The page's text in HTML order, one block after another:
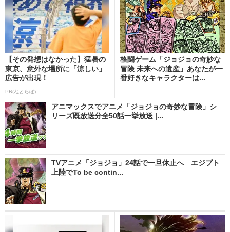
【その発想はなかった】猛暑の
東京、意外な場所に「涼しい」
広告が出現！
PR(ねとらぼ)
格闘ゲーム「ジョジョの奇妙な
冒険 未来への遺産」あなたが一
番好きなキャラクターは...
アニマックスでアニメ「ジョジョの奇妙な冒険」シ
リーズ既放送分全50話一挙放送 |...
TVアニメ「ジョジョ」24話で一旦休止へ エジプト
上陸でTo be contin...